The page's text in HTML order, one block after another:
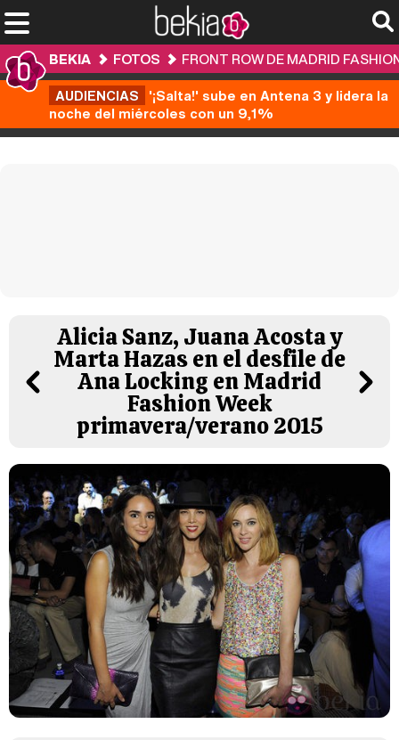
BEKIA FOTOS
FRONT ROW DE MADRID
AUDIENCIAS '¡Salta!' sube en Antena 3 y lidera la
noche del miércoles con un 9,1%
Alicia Sanz, Juana Acosta y
Marta Hazas en el desfile de
Ana Locking en Madrid
Fashion Week
primavera/verano 2015